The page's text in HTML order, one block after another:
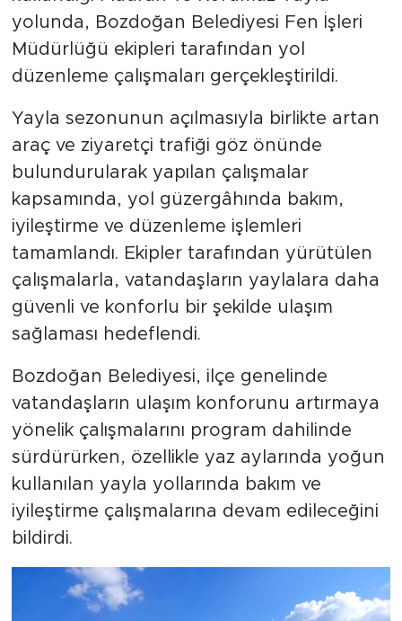
yolunda, Bozdoğan Belediyesi Fen İşleri
Müdürlüğü ekipleri tarafından yol
düzenleme çalışmaları gerçekleştirildi.
Yayla sezonunun açılmasıyla birlikte artan
araç ve ziyaretçi trafiği göz önünde
bulundurularak yapılan çalışmalar
kapsamında, yol güzergâhında bakım,
iyileştirme ve düzenleme işlemleri
tamamlandı. Ekipler tarafından yürütülen
çalışmalarla, vatandaşların yaylalara daha
güvenli ve konforlu bir şekilde ulaşım
sağlaması hedeflendi.
Bozdoğan Belediyesi, ilçe genelinde
vatandaşların ulaşım konforunu artırmaya
yönelik çalışmalarını program dahilinde
sürdürürken, özellikle yaz aylarında yoğun
kullanılan yayla yollarında bakım ve
iyileştirme çalışmalarına devam edileceğini
bildirdi.